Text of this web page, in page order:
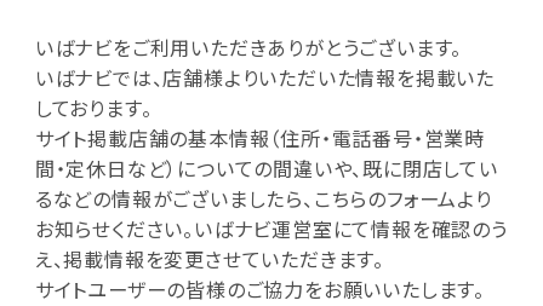
いばナビをご利用いただきありがとうございます。
いばナビでは、店舗様よりいただいた情報を掲載いた
しております。
サイト掲載店舗の基本情報（住所・電話番号・営業時
間・定休日など）についての間違いや、既に閉店してい
るなどの情報がございましたら、こちらのフォームより
お知らせください。いばナビ運営室にて情報を確認のう
え、掲載情報を変更させていただきます。
サイトユーザーの皆様のご協力をお願いいたします。